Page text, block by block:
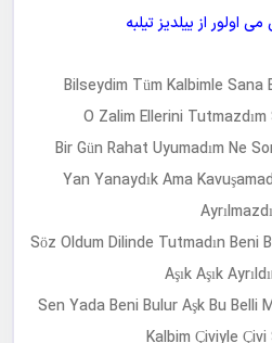
می اولور از ییلدیز تیلبه
Bilseydim Tüm Kalbimle Sana
O Zalim Ellerini
Bir Gün Rahat Uyumadım Ne
Yan Yanaydık Ama
Söz Oldum Dilinde Tutmadın Beni
Aşık Aşık
Sen Yada Beni Bulur Aşk Bu Belli
Kalbim Çiviyle